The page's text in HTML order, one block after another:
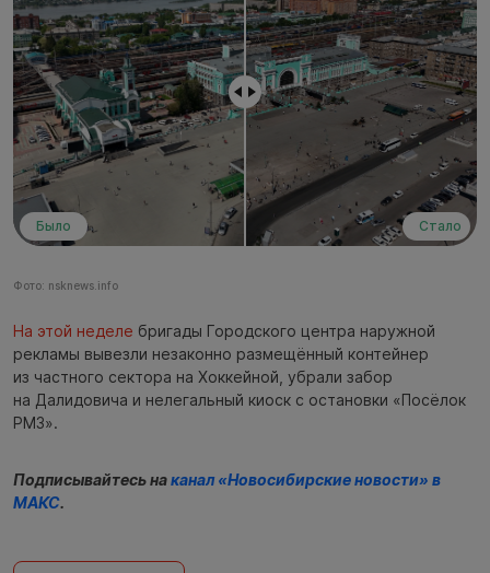
Было Стало
Фото: nsknews.info
На этой неделе бригады Городского центра наружной
рекламы вывезли незаконно размещённый контейнер
из частного сектора на Хоккейной, убрали забор
на Далидовича и нелегальный киоск с остановки «Посёлок
РМЗ».
Подписывайтесь наканал «Новосибирские новости» в
МАКС.